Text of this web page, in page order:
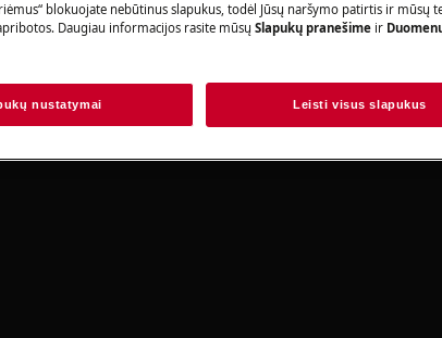
prietaisą ir atjunkite
Spręskite
dokumentacijos
Rasti instrukciją
blokuojate nebūtinus slapukus, todėl Jūsų naršymo patirtis ir mūsų
Daugiau informacijos rasite mūsų Slapukų pranešime ir
nustatymai Leisti visus slapukus